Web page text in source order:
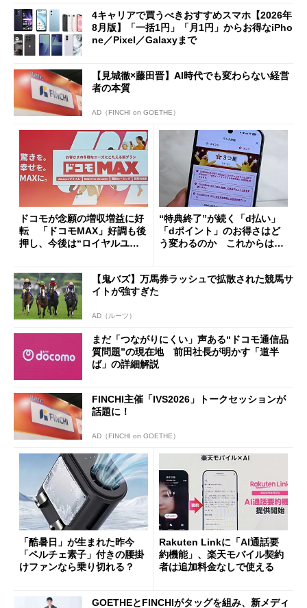
4キャリアで買うべきおすすめスマホ【2026年
8月版】「一括1円」「月1円」からお得なiPho
ne／Pixel／Galaxyまで
【見城徹×藤田晋】AI時代でも変わらない経営
者の本質
AD（FINCHI on GOETHE）
ドコモが念願の増収増益に好
転 「ドコモMAX」好調も後
押し、今後は“ロイヤルユー
“特典終了”が続く「d払い」
「dポイント」のお得さはど
う変わるのか これからは
【鬼バズ】万馬券ラッシュで拡散された競馬サ
イトが強すぎた
AD（ルーツ）
まだ「つながりにくい」声ある“ドコモ通信品
質問題”の現在地 前田社長が明かす「道半
ば」の詳細解説
FINCHI主催「IVS2026」トークセッションが
話題に！
AD（FINCHI on GOETHE）
「酷暑日」が生まれた昨今
「ペルチェ素子」付きの腰掛
けファンなら乗り切れる？
Rakuten Linkに「AI通話要
約機能」、楽天モバイル契約
者は追加料金なしで使える
GOETHEとFINCHIがタッグを組み、新メディ